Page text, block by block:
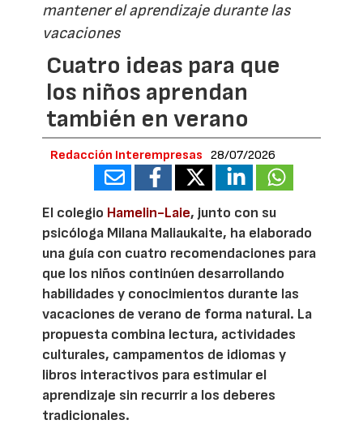
mantener el aprendizaje durante las
vacaciones
Cuatro ideas para que
los niños aprendan
también en verano
Redacción Interempresas 28/07/2026
El colegio Hamelin-Laie, junto con su
psicóloga Milana Maliaukaite, ha elaborado
una guía con cuatro recomendaciones para
que los niños continúen desarrollando
habilidades y conocimientos durante las
vacaciones de verano de forma natural. La
propuesta combina lectura, actividades
culturales, campamentos de idiomas y
libros interactivos para estimular el
aprendizaje sin recurrir a los deberes
tradicionales.